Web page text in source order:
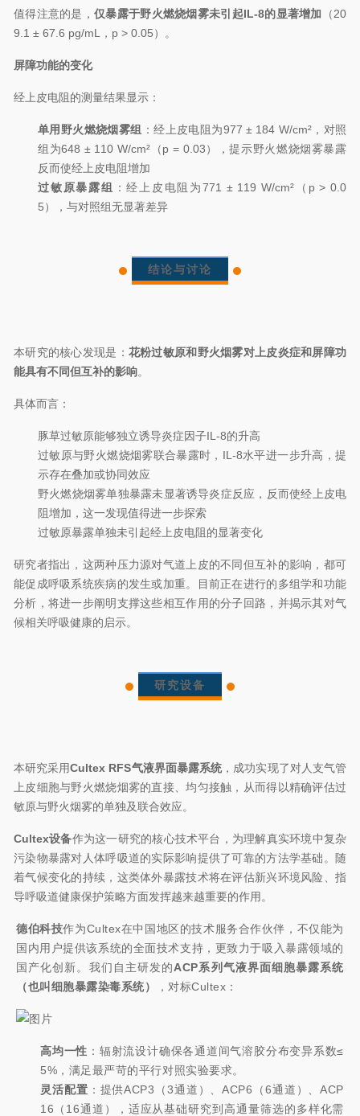
值得注意的是，仅暴露于野火燃烧烟雾未引起IL-8的显著增加
（20
9.1 ± 67.6 pg/mL，p > 0.05）。
屏障功能的变化
经上皮电阻的测量结果显示：
单用野火燃烧烟雾组
：经上皮电阻为977 ± 184 W/cm²，对照
组为648 ± 110 W/cm²（p = 0.03），提示野火燃烧烟雾暴露
反而使经上皮电阻增加
过敏原暴露组
：经上皮电阻为771 ± 119 W/cm²（p > 0.0
5），与对照组无显著差异
结论与讨论
本研究的核心发现是： 花粉过敏原和野火烟雾对上皮炎症和屏障功
能具有不同但互补的影响。
具体而言：
豚草过敏原能够独立诱导炎症因子IL-8的升高
过敏原与野火燃烧烟雾联合暴露时，IL-8水平进一步升高，提
示存在叠加或协同效应
野火燃烧烟雾单独暴露未显著诱导炎症反应，反而使经上皮电
阻增加，这一发现值得进一步探索
过敏原暴露单独未引起经上皮电阻的显著变化
研究者指出，这两种压力源对气道上皮的不同但互补的影响，都可
能促成呼吸系统疾病的发生或加重。目前正在进行的多组学和功能
分析，将进一步阐明支撑这些相互作用的分子回路，并揭示其对气
候相关呼吸健康的启示。
研究设备
本研究采用Cultex RFS气液界面暴露系统，成功实现了对人支气管
上皮细胞与野火燃烧烟雾的直接、均匀接触，从而得以精确评估过
敏原与野火烟雾的单独及联合效应。
Cultex设备作为这一研究的核心技术平台，为理解真实环境中复杂
污染物暴露对人体呼吸道的实际影响提供了可靠的方法学基础。随
着气候变化的持续，这类体外暴露技术将在评估新兴环境风险、指
导呼吸道健康保护策略方面发挥越来越重要的作用。
德伯科技作为Cultex在中国地区的技术服务合作伙伴，不仅能为
国内用户提供该系统的全面技术支持，更致力于吸入暴露领域的
国产化创新。我们自主研发的ACP系列气液界面细胞暴露系统
（也叫细胞暴露染毒系统）
，对标Cultex ：
高均一性 ：辐射流设计确保各通道间气溶胶分布变异系数≤
5%，满足最严苛的平行对照实验要求。
灵活配置 ：提供ACP3（3通道）、ACP6（6通道）、ACP
16（16通道），适应从基础研究到高通量筛选的多样化需